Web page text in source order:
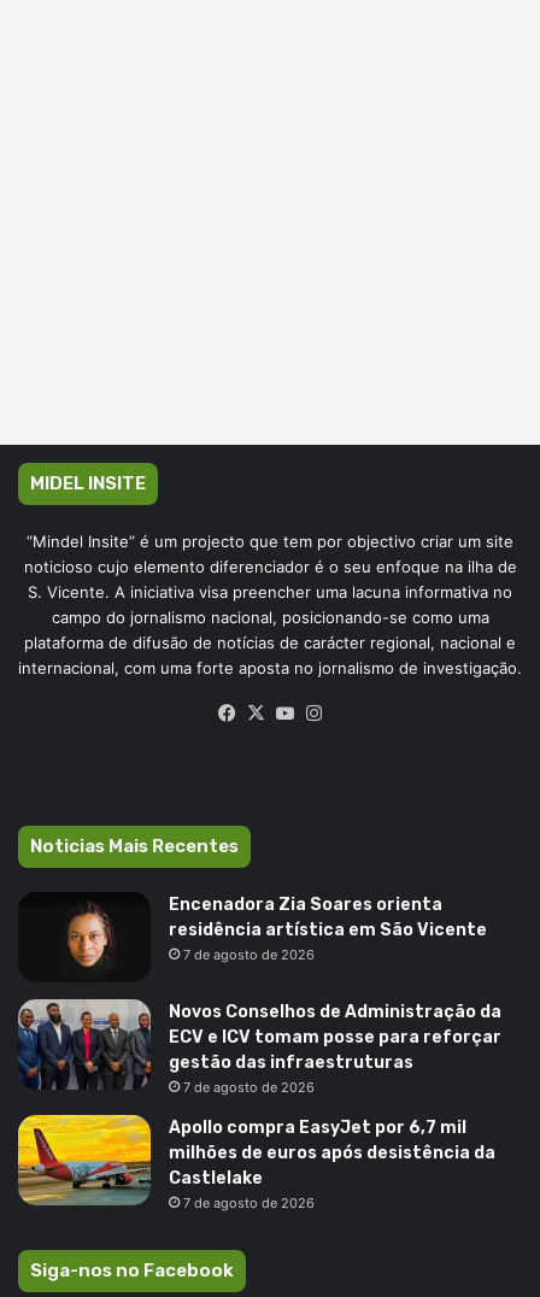
MIDEL INSITE
“Mindel Insite” é um projecto que tem por objectivo criar um site
noticioso cujo elemento diferenciador é o seu enfoque na ilha de
S. Vicente. A iniciativa visa preencher uma lacuna informativa no
campo do jornalismo nacional, posicionando-se como uma
plataforma de difusão de notícias de carácter regional, nacional e
internacional, com uma forte aposta no jornalismo de investigação.
Facebook
X YouTube
Noticias Mais Recentes
Encenadora Zia Soares orienta
residência artística em São Vicente
7 de agosto de 2026
Novos Conselhos de Administração da
ECV e ICV tomam posse para reforçar
gestão das infraestruturas
7 de agosto de 2026
Apollo compra EasyJet por 6,7 mil
milhões de euros após desistência da
Castlelake
7 de agosto de 2026
Siga-nos no Facebook